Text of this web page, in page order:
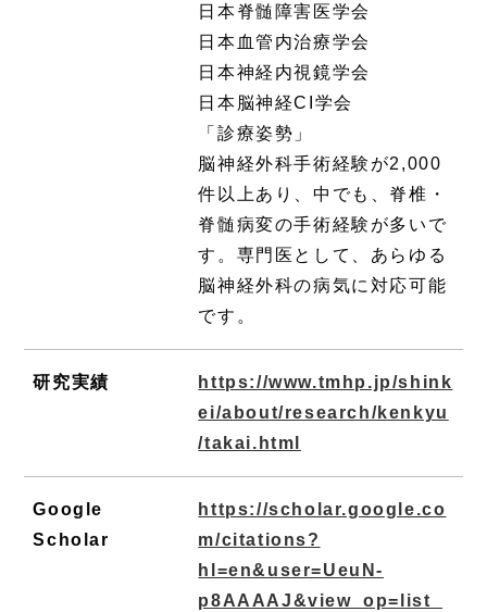
日本脊髄障害医学会
日本血管内治療学会
日本神経内視鏡学会
日本脳神経CI学会
「診療姿勢」
脳神経外科手術経験が2,000
件以上あり、中でも、脊椎・
脊髄病変の手術経験が多いで
す。専門医として、あらゆる
脳神経外科の病気に対応可能
です。
研究実績
https://www.tmhp.jp/shink
ei/about/research/kenkyu
/takai.html
Google
Scholar
https://scholar.google.co
m/citations?
hl=en&user=UeuN-
p8AAAAJ&view_op=list_